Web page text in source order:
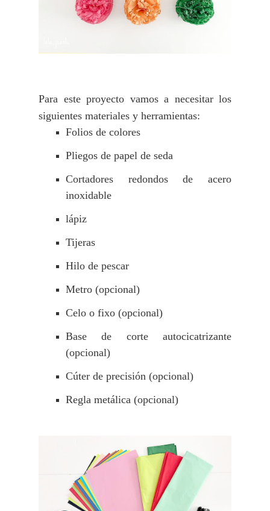
Para este proyecto vamos a necesitar los
siguientes materiales y herramientas:
Folios de colores
Pliegos de papel de seda
Cortadores redondos de acero
inoxidable
lápiz
Tijeras
Hilo de pescar
Metro (opcional)
Celo o fixo (opcional)
Base de corte autocicatrizante
(opcional)
Cúter de precisión (opcional)
Regla metálica (opcional)